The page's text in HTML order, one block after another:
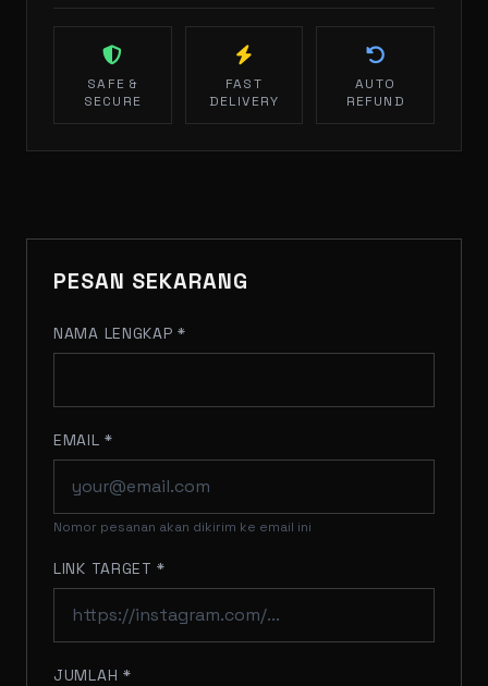
SAFE &
SECURE
FAST
DELIVERY
AUTO
REFUND
PESAN SEKARANG
NAMA LENGKAP *
EMAIL *
Nomor pesanan akan dikirim ke email ini
LINK TARGET *
JUMLAH *